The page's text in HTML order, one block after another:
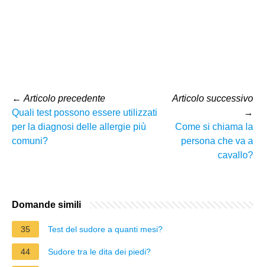
← Articolo precedente
Quali test possono essere utilizzati
per la diagnosi delle allergie più
comuni?
Articolo successivo
→
Come si chiama la
persona che va a
cavallo?
Domande simili
35 Test del sudore a quanti mesi?
44 Sudore tra le dita dei piedi?